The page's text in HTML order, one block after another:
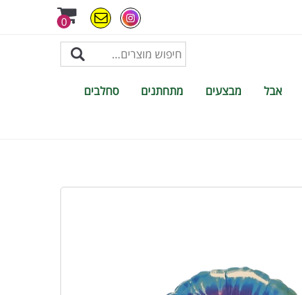
0
אבל מבצעים מתחתנים סחלבים